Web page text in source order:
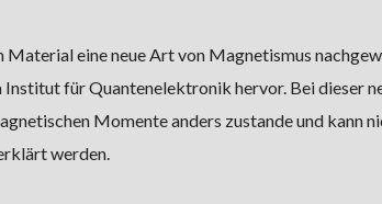
eine neue Art von Magnetismus
für Quantenelektronik hervor. Bei dieser
Momente anders zustande und kann
werden.